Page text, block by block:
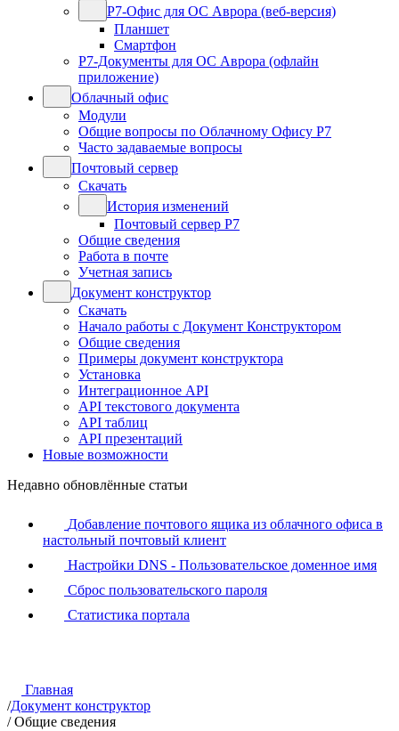
Р7-Офис для ОС Аврора (веб-версия)
Планшет
Смартфон
Р7-Документы для ОС Аврора (офлайн
приложение)
Облачный офис
Модули
Общие вопросы по Облачному Офису Р7
Часто задаваемые вопросы
Почтовый сервер
Скачать
История изменений
Почтовый сервер Р7
Общие сведения
Работа в почте
Учетная запись
Документ конструктор
Скачать
Начало работы с Документ Конструктором
Общие сведения
Примеры документ конструктора
Установка
Интеграционное API
API текстового документа
API таблиц
API презентаций
Новые возможности
Недавно обновлённые статьи
Добавление почтового ящика из облачного офиса в
настольный почтовый клиент
Настройки DNS - Пользовательское доменное имя
Сброс пользовательского пароля
Статистика портала
Главная
/Документ конструктор
/ Общие сведения